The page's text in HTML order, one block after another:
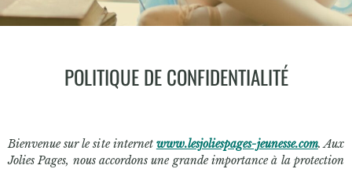
POLITIQUE DE CONFIDENTIALITÉ
Bienvenue sur le site internet www.lesjoliespages-jeunesse.com. Aux
Jolies Pages, nous accordons une grande importance à la protection